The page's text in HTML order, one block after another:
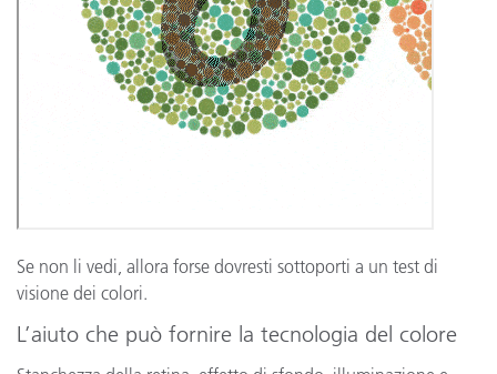
Se non li vedi, allora forse dovresti sottoporti a un test di
visione dei colori.
L’aiuto che può fornire la tecnologia del colore